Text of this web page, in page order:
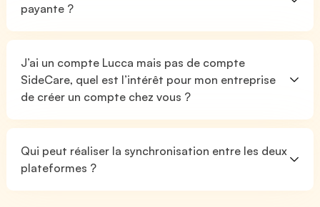
payante ?
J’ai un compte Lucca mais pas de compte
SideCare, quel est l’intérêt pour mon entreprise
de créer un compte chez vous ?
Qui peut réaliser la synchronisation entre les deux
plateformes ?